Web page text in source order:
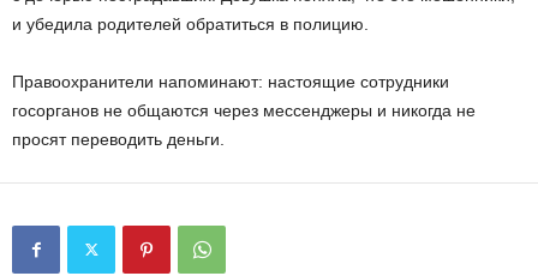
и убедила родителей обратиться в полицию.
Правоохранители напоминают: настоящие сотрудники
госорганов не общаются через мессенджеры и никогда не
просят переводить деньги.